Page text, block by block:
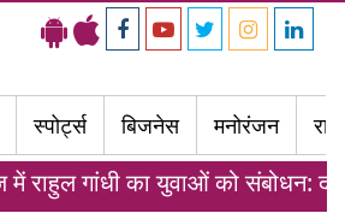
स्पोर्ट्स बिजनेस मनोरंजन
युवाओं को संबोधन: दर्द, डाटा और